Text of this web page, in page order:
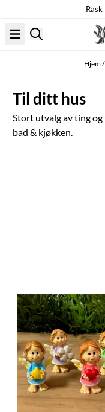
Hjem/
Til ditt hus
Stort utvalg av ting
bad & kjøkken.